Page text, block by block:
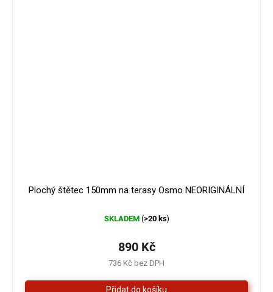
Plochý štětec 150mm na terasy Osmo NEORIGINÁLNÍ
SKLADEM (>20 ks)
736 Kč bez DPH
890 Kč